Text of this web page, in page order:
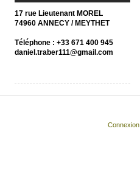
17 rue Lieutenant MOREL
74960 ANNECY / MEYTHET
Téléphone : +33 671 400 945
daniel.traber111@gmail.com
Connexion